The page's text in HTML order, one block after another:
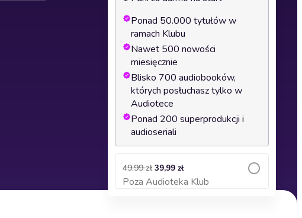
Ponad 50.000 tytułów w
ramach Klubu
Nawet 500 nowości
miesięcznie
Blisko 700 audiobooków,
których posłuchasz tylko w
Audiotece
Ponad 200 superprodukcji i
audioseriali
49,99 zł 39,99 zł
Poza Audioteka Klub
Dodaj do koszyka